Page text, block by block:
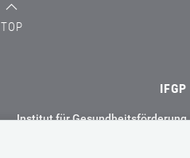
TOP
IFGP
Institut für Gesundheitsförderung